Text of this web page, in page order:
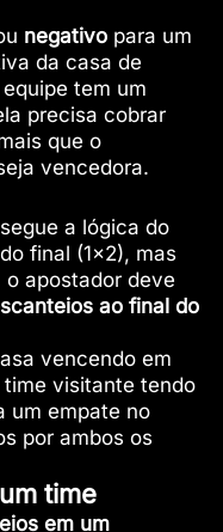
negativo para um
da casa de
tem um
precisa cobrar
que o
vencedora.
a lógica do
final (1×2), mas
apostador deve
ao final do
vencendo em
time visitante tendo
um empate no
por ambos os
time
em um